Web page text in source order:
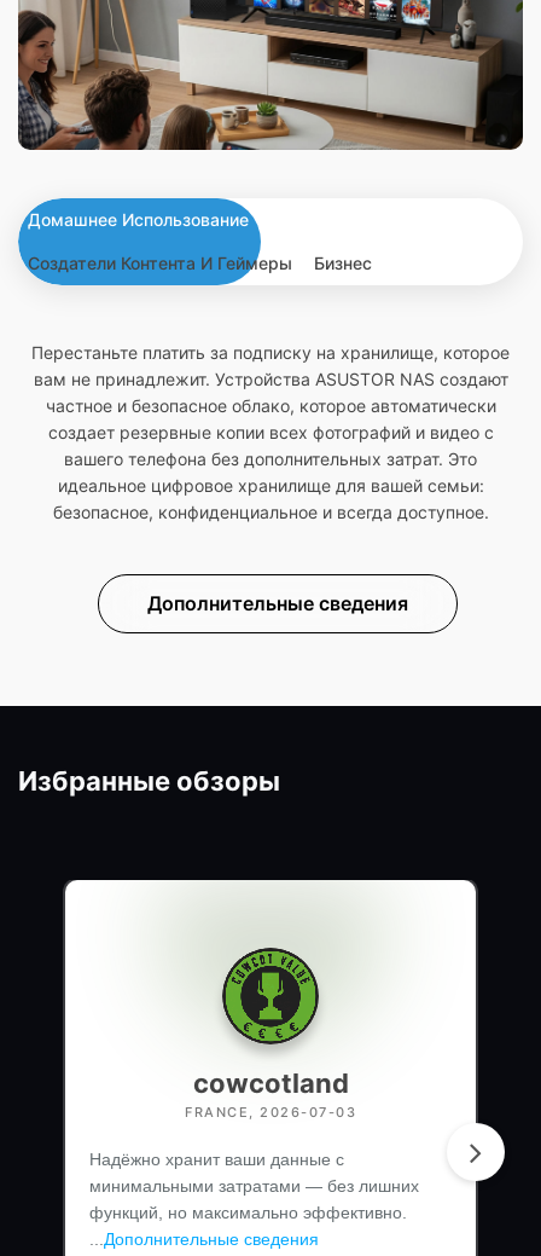
Домашнее Использование
Создатели Контента И Геймеры Бизнес
Перестаньте платить за подписку на хранилище, которое
вам не принадлежит. Устройства ASUSTOR NAS создают
частное и безопасное облако, которое автоматически
создает резервные копии всех фотографий и видео с
вашего телефона без дополнительных затрат. Это
идеальное цифровое хранилище для вашей семьи:
безопасное, конфиденциальное и всегда доступное.
Дополнительные сведения
Избранные обзоры
cowcotland
FRANCE, 2026-07-03
Надёжно хранит ваши данные с
минимальными затратами — без лишних
функций, но максимально эффективно.
Дополнительные сведения